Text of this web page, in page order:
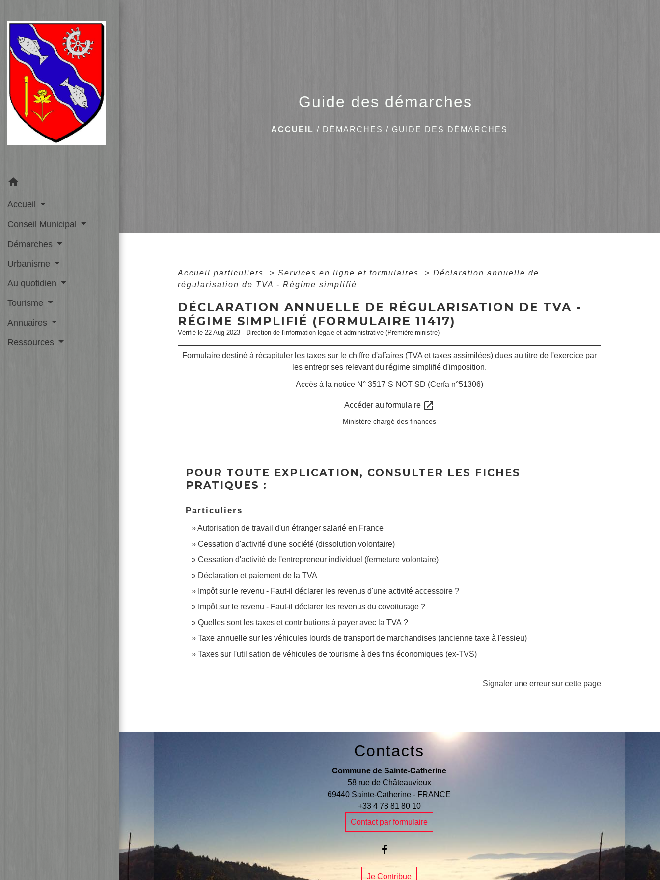
home
Accueil
Conseil Municipal
Démarches
Urbanisme
Au quotidien
Tourisme
Annuaires
Ressources
Guide des démarches
ACCUEIL / DÉMARCHES / GUIDE DES DÉMARCHES
Accueil particuliers > Services en ligne et formulaires > Déclaration annuelle de
régularisation de TVA - Régime simplifié
DÉCLARATION ANNUELLE DE RÉGULARISATION DE TVA -
RÉGIME SIMPLIFIÉ (FORMULAIRE 11417)
Vérifié le 22 Aug 2023 - Direction de l'information légale et administrative (Première ministre)
Formulaire destiné à récapituler les taxes sur le chiffre d'affaires (TVA et taxes assimilées) dues au titre de l'exercice par
les entreprises relevant du régime simplifié d'imposition.
Accès à la notice N° 3517-S-NOT-SD (Cerfa n°51306)
Accéder au formulaire open_in_new
Ministère chargé des finances
POUR TOUTE EXPLICATION, CONSULTER LES FICHES
PRATIQUES :
Particuliers
Autorisation de travail d'un étranger salarié en France
Cessation d'activité d'une société (dissolution volontaire)
Cessation d'activité de l'entrepreneur individuel (fermeture volontaire)
Déclaration et paiement de la TVA
Impôt sur le revenu - Faut-il déclarer les revenus d'une activité accessoire ?
Impôt sur le revenu - Faut-il déclarer les revenus du covoiturage ?
Quelles sont les taxes et contributions à payer avec la TVA ?
Taxe annuelle sur les véhicules lourds de transport de marchandises (ancienne taxe à l'essieu)
Taxes sur l'utilisation de véhicules de tourisme à des fins économiques (ex-TVS)
Signaler une erreur sur cette page
Contacts
Commune de Sainte-Catherine
58 rue de Châteauvieux
69440 Sainte-Catherine - FRANCE
+33 4 78 81 80 10
Contact par formulaire
Je Contribue